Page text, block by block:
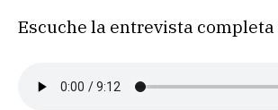
Escuche la entrevista completa